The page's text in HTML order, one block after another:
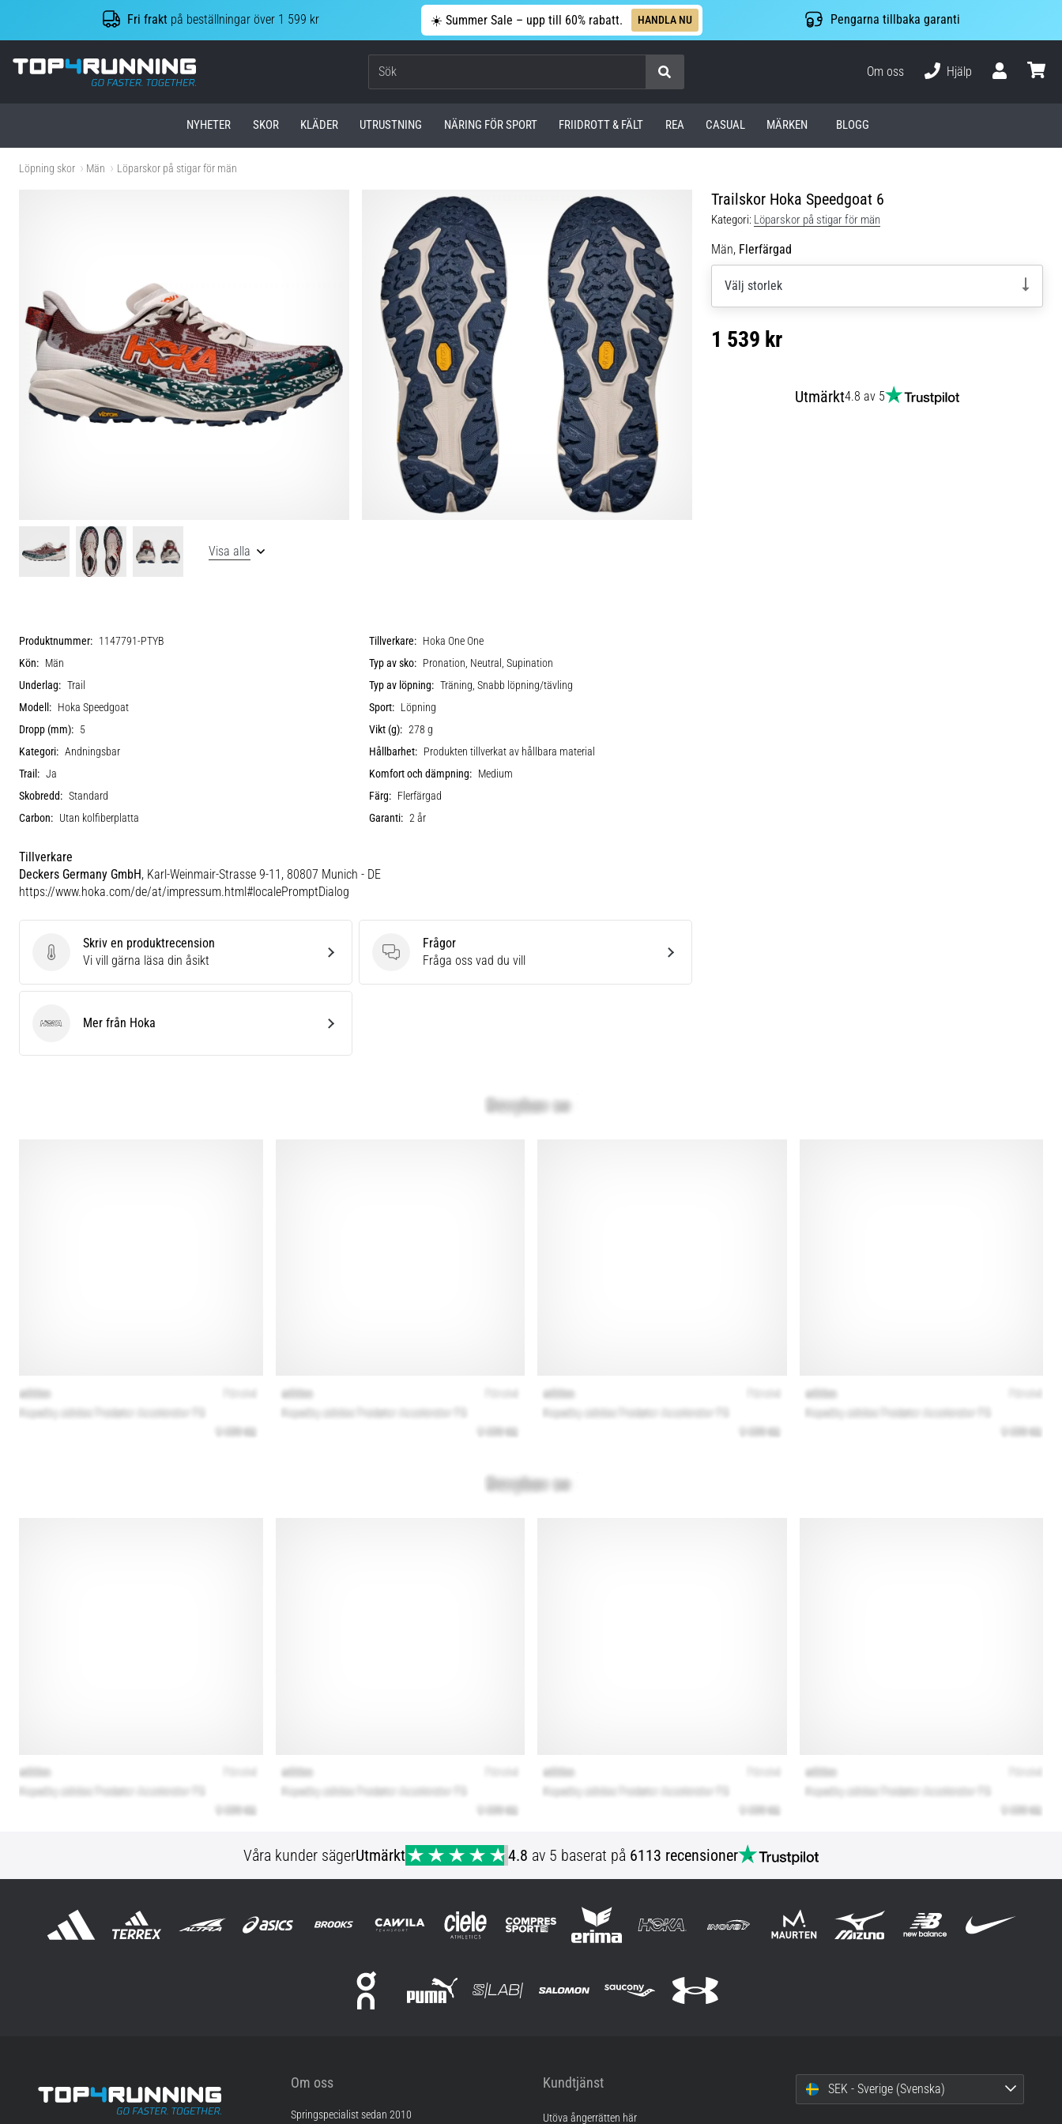
Fri frakt på beställningar över 1 599 kr ☀️ Summer Sale – upp till 60% rabatt. HANDLA NU Pengarna tillbaka garanti
Top4Running.se
Om oss
Hjälp
NYHETER SKOR KLÄDER UTRUSTNING NÄRING FÖR SPORT FRIIDROTT & FÄLT REA CASUAL MÄRKEN BLOGG
Löpning skor Män Löparskor på stigar för män
Trailskor Hoka Speedgoat 6
Kategori: Löparskor på stigar för män
Män, Flerfärgad
Välj storlek
1 539 kr
Utmärkt4.8 av 5
Visa alla
Produktnummer: 1147791-PTYB Tillverkare: Hoka One One
Kön: Män Typ av sko: Pronation, Neutral, Supination
Underlag: Trail Typ av löpning: Träning, Snabb löpning/tävling
Modell: Hoka Speedgoat Sport: Löpning
Dropp (mm): 5 Vikt (g): 278 g
Kategori: Andningsbar Hållbarhet: Produkten tillverkat av hållbara material
Trail: Ja Komfort och dämpning: Medium
Skobredd: Standard Färg: Flerfärgad
Carbon: Utan kolfiberplatta Garanti: 2 år
Tillverkare
Deckers Germany GmbH, Karl-Weinmair-Strasse 9-11, 80807 Munich - DE
https://www.hoka.com/de/at/impressum.html#localePromptDialog
Skriv en produktrecension
Skriv en produktrecension
Vi vill gärna läsa din åsikt
Frågor
Frågor
Fråga oss vad du vill
Hoka Mer från Hoka
Våra kunder sägerUtmärkt 4.8 av 5 baserat på 6113 recensioner
Om oss
Springspecialist sedan 2010
Kundtjänst
Utöva ångerrätten här
SEK - Sverige (Svenska)